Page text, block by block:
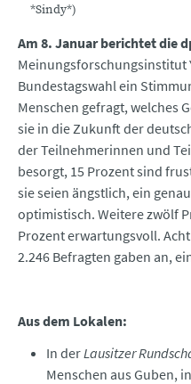
*Sindy*)
Am 8. Januar berichtet die
Meinungsforschungsinstitut
Bundestagswahl ein
Menschen gefragt, welches
sie in die Zukunft der
der Teilnehmerinnen und
besorgt, 15 Prozent sind
sie seien ängstlich, ein
optimistisch. Weitere zwölf
Prozent erwartungsvoll.
2.246 Befragten gaben an,
Aus dem Lokalen:
In derLausitzer
Menschen aus Guben,